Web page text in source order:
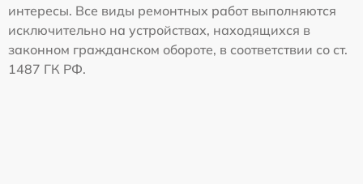
интересы. Все виды ремонтных работ выполняются
исключительно на устройствах, находящихся в
законном гражданском обороте, в соответствии со ст.
1487 ГК РФ.